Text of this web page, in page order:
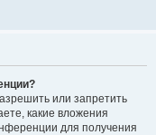
или запретить
какие вложения
для получения